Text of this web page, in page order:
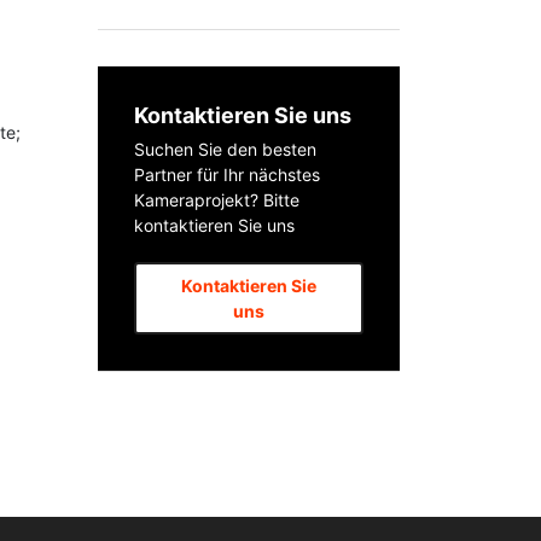
Kontaktieren Sie uns
Suchen Sie den besten
Partner für Ihr nächstes
Kameraprojekt? Bitte
kontaktieren Sie uns
Kontaktieren Sie
uns